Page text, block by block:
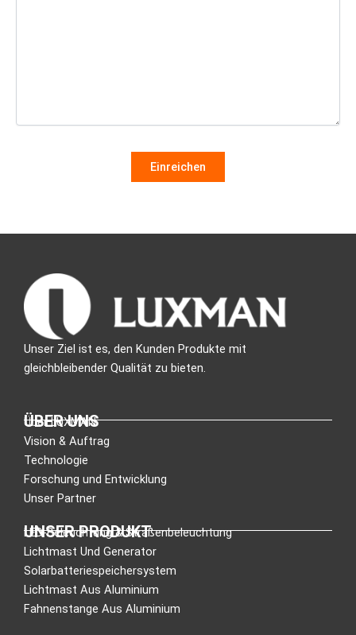
Unser Ziel ist es, den Kunden Produkte mit
gleichbleibender Qualität zu bieten.
ÜBER UNS
Über LUXMAN
Vision & Auftrag
Technologie
Forschung und Entwicklung
Unser Partner
UNSER PRODUKT
LED-Beleuchtung & Straßenbeleuchtung
Lichtmast Und Generator
Solarbatteriespeichersystem
Lichtmast Aus Aluminium
Fahnenstange Aus Aluminium